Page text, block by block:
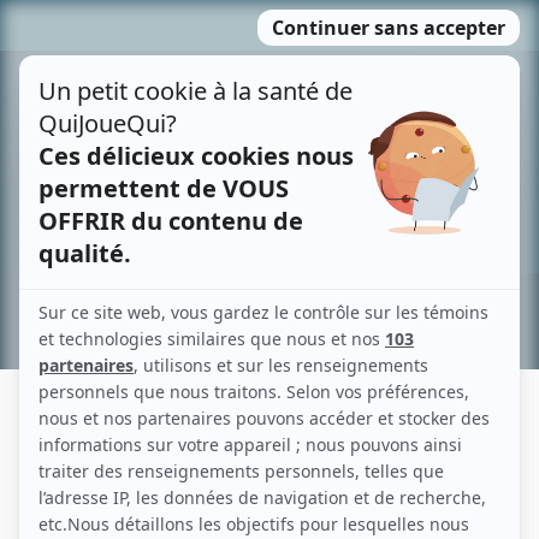
MENU
contenu
Recherche avancée »
KIM GABOURY
Liens
Fiche de Kim Gaboury sur Showbizz.net